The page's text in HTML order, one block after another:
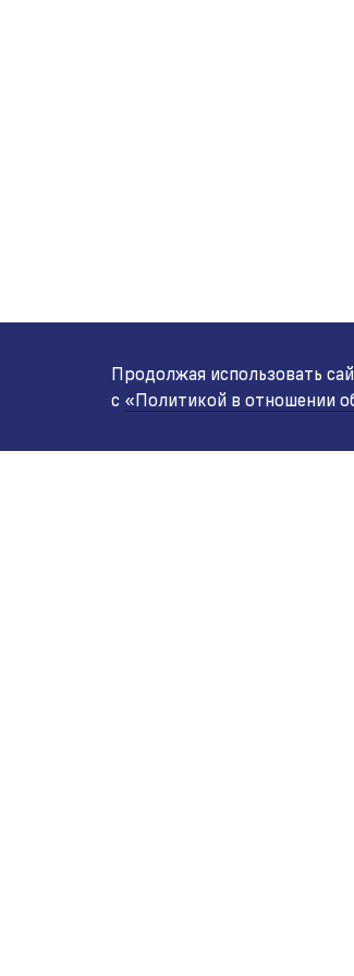
Продолжая использовать
с «Политикой в отношении